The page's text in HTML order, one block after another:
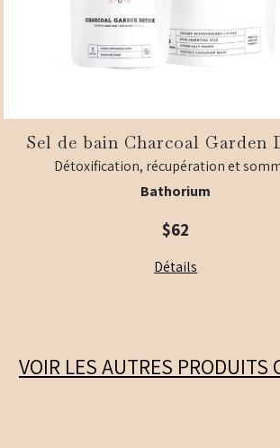
Sel de bain Charcoal Garden
Détoxification, récupération et
Bathorium
$62
Détails
VOIR LES AUTRES PRODUITS